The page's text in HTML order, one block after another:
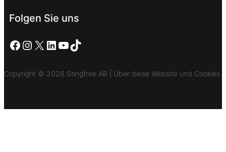
Folgen Sie uns
Facebook
Instagram
X LinkedIn
YouTube
TikTok
Copyright © 2026 Stingfree AB | Über diese Website und Cookies